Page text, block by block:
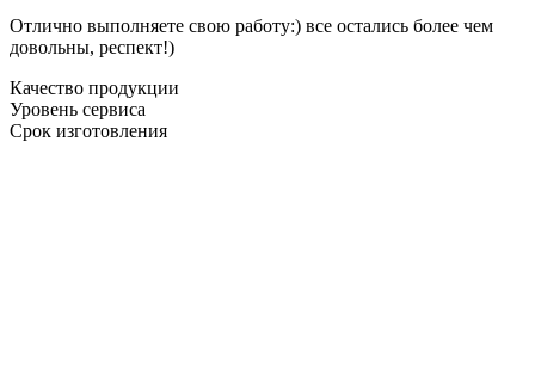
Отлично выполняете свою работу:) все остались более чем
довольны, респект!)
Качество продукции
Уровень сервиса
Срок изготовления